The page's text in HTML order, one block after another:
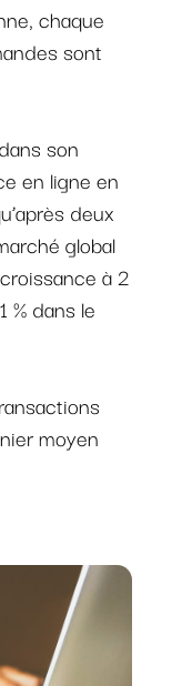
chaque
sont
son
en ligne en
deux
global
à 2
% dans le
moyen